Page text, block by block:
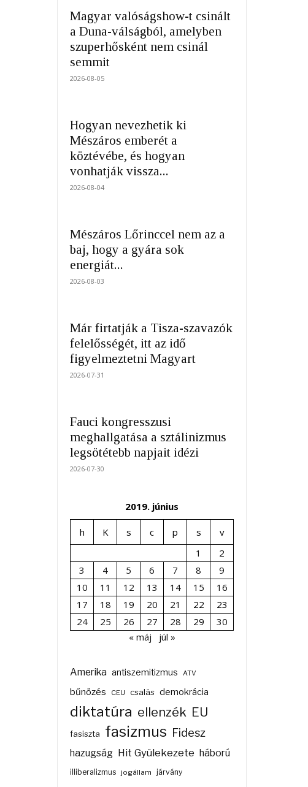
Magyar valóságshow-t csinált
a Duna-válságból, amelyben
szuperhősként nem csinál
semmit
2026-08-05
Hogyan nevezhetik ki
Mészáros emberét a
köztévébe, és hogyan
vonhatják vissza...
2026-08-04
Mészáros Lőrinccel nem az a
baj, hogy a gyára sok
energiát...
2026-08-03
Már firtatják a Tisza-szavazók
felelősségét, itt az idő
figyelmeztetni Magyart
2026-07-31
Fauci kongresszusi
meghallgatása a sztálinizmus
legsötétebb napjait idézi
2026-07-30
2019. június
h K s c p s
v
1
2
3
4 5 6 7 8
9
10
11 12 13 14 15
16
17
18 19 20 21 22
23
24
25 26 27 28 29
30
« máj
júl »
Amerika antiszemitizmus ATV
bűnözés CEU csalás demokrácia
diktatúra ellenzék EU
fasiszta fasizmus Fidesz
hazugság Hit Gyülekezete háború
illiberalizmus jogállam járvány